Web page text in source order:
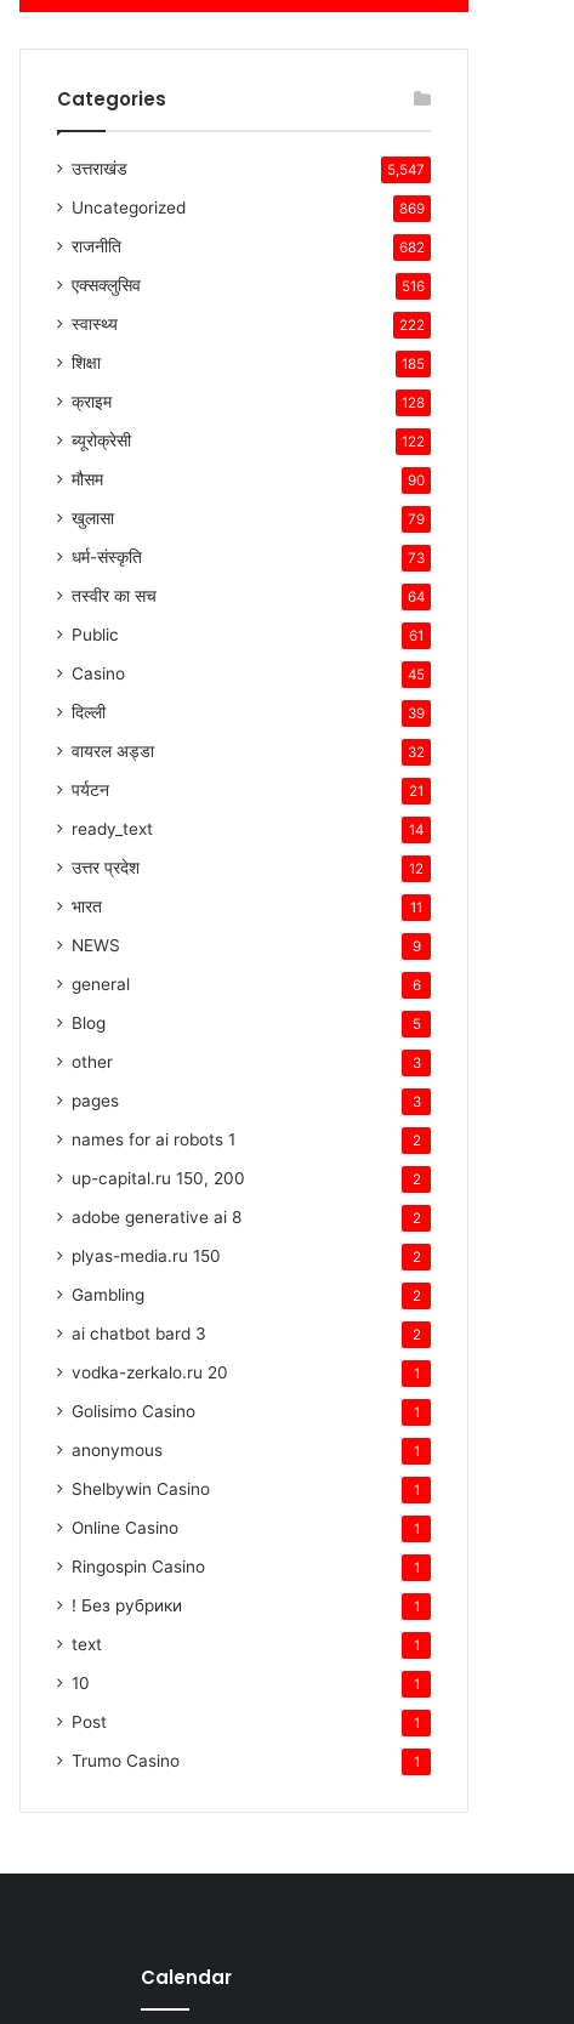
Categories
उत्तराखंड 5,547
Uncategorized 869
राजनीति 682
एक्सक्लुसिव 516
स्वास्थ्य 222
शिक्षा 185
क्राइम 128
ब्यूरोक्रेसी 122
मौसम 90
खुलासा 79
धर्म-संस्कृति 73
तस्वीर का सच 64
Public 61
Casino 45
दिल्ली 39
वायरल अड्डा 32
पर्यटन 21
ready_text 14
उत्तर प्रदेश 12
भारत 11
NEWS 9
general 6
Blog 5
other 3
pages 3
names for ai robots 1 2
up-capital.ru 150, 200 2
adobe generative ai 8 2
plyas-media.ru 150 2
Gambling 2
ai chatbot bard 3 2
vodka-zerkalo.ru 20 1
Golisimo Casino 1
anonymous 1
Shelbywin Casino 1
Online Casino 1
Ringospin Casino 1
! Без рубрики 1
text 1
10 1
Post 1
Trumo Casino 1
Calendar